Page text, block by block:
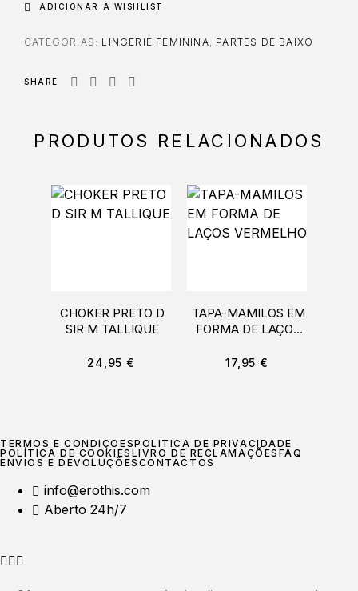
ADICIONAR À WISHLIST
CATEGORIAS: LINGERIE FEMININA PARTES DE BAIXO
SHARE
PRODUTOS RELACIONADOS
CHOKER PRETO D
SIR M TALLIQUE
24,95 €
TAPA-MAMILOS EM
FORMA DE LAÇOS
17,95 €
TERMOS E CONDIÇÕESPOLÍTICA DE PRIVACIDADE
POLÍTICA DE COOKIES LIVRO DE RECLAMAÇÕES FAQ
ENVIOS E DEVOLUÇÕES CONTACTOS
info@erothis.com
Aberto 24h/7